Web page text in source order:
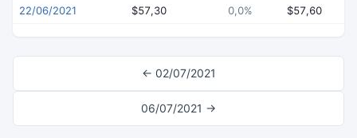
22/06/2021 $57,30 0,0% $57,60
← 02/07/2021
06/07/2021 →